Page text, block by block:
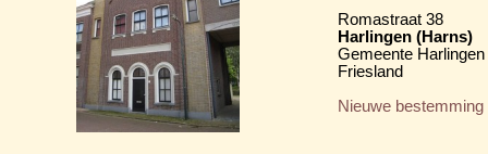
Romastraat 38
Harlingen (Harns)
Gemeente Harlingen
Friesland
Nieuwe bestemming